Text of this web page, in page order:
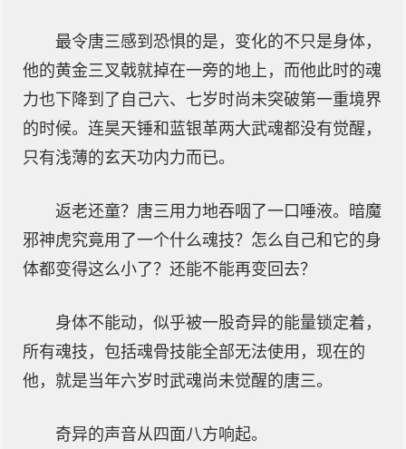
最令唐三感到恐惧的是，变化的不只是身体，
他的黄金三叉戟就掉在一旁的地上，而他此时的魂
力也下降到了自己六、七岁时尚未突破第一重境界
的时候。连昊天锤和蓝银革两大武魂都没有觉醒，
只有浅薄的玄天功内力而已。
返老还童？唐三用力地吞咽了一口唾液。暗魔
邪神虎究竟用了一个什么魂技？怎么自己和它的身
体都变得这么小了？还能不能再变回去？
身体不能动，似乎被一股奇异的能量锁定着，
所有魂技，包括魂骨技能全部无法使用，现在的
他，就是当年六岁时武魂尚未觉醒的唐三。
奇异的声音从四面八方响起。